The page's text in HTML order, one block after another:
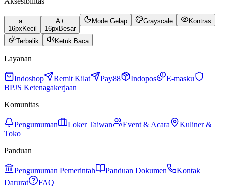
a
16px Kecil
A
16px Besar
Mode Gelap Grayscale Kontras
Terbalik Ketuk Baca
Layanan
Indoshop Remit Kilat Pay88 Indopos
E-masku
BPJS Ketenagakerjaan
Komunitas
Pengumuman Loker Taiwan Event & Acara
Kuliner &
Toko
Panduan
Pengumuman Pemerintah Panduan Dokumen
Kontak
Darurat
FAQ